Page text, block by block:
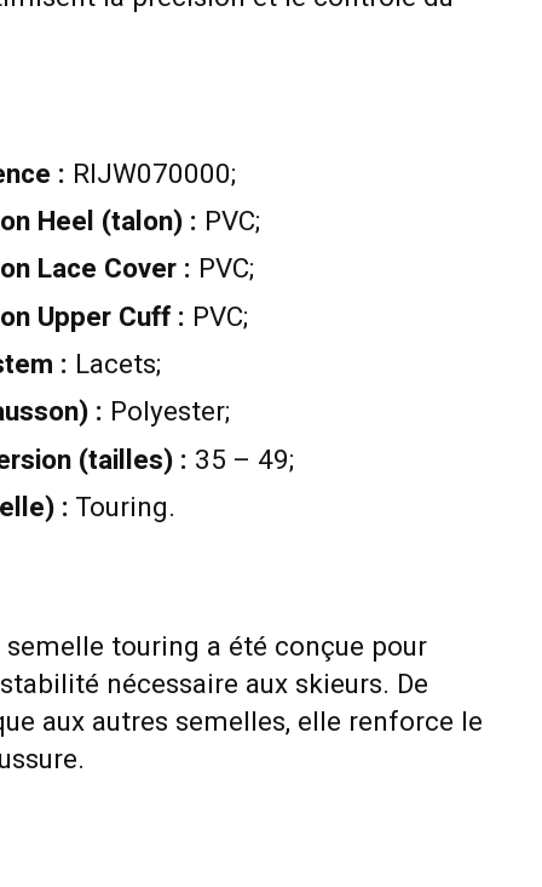
: RIJW070000;
Heel (talon) : PVC;
Lace Cover : PVC;
Upper Cuff : PVC;
: Lacets;
: Polyester;
(tailles) : 35 – 49;
: Touring.
touring a été conçue pour
nécessaire aux skieurs. De
aux autres semelles, elle renforce le